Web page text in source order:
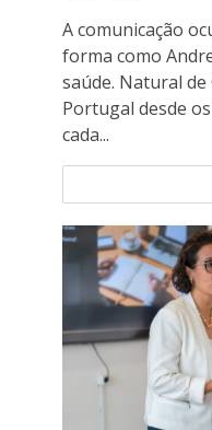
A comunicação
forma como
saúde. Natural de
Portugal desde
cada...